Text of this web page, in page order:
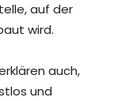
auf der
wird.
auch,
und